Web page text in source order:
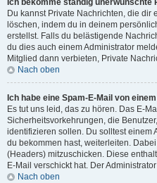
Ich bekomme ständig unerwünschte
Du kannst Private Nachrichten, die dir
löschen, indem du in deinem
erstellst. Falls du belästigende
du dies auch einem Administrator
Mitglied dann verbieten, Private
Nach oben
Ich habe eine Spam-E-Mail von
Es tut uns leid, das zu hören. Das E-
Sicherheitsvorkehrungen, die
identifizieren sollen. Du solltest einem
du bekommen hast, weiterleiten.
(Headers) mitzuschicken. Diese
E-Mail verschickt hat. Der
Nach oben